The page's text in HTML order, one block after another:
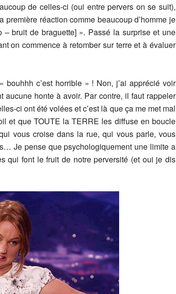
de celles-ci (oui entre pervers on se suit),
réaction comme beaucoup d’homme je
bruit de braguette] ». Passé la surprise et une
on commence à retomber sur terre et à évaluer
c’est horrible » ! Non, j’ai apprécié voir
aucune honte à avoir. Par contre, il faut rappeler
ci ont été volées et c’est là que ça me met mal
et que TOUTE la TERRE les diffuse en boucle
vous croise dans la rue, qui vous parle, vous
Je pense que psychologiquement une limite a
qui font le fruit de notre perversité (et oui je dis